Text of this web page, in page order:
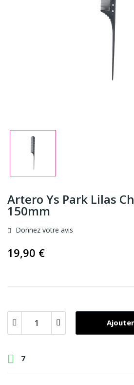
Artero Ys Park Lilas
150mm
Donnez votre avis
19,90 €
 7